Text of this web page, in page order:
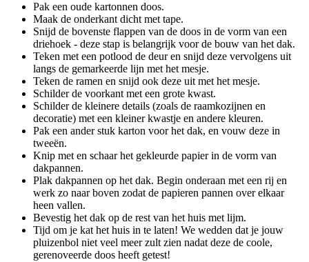
Pak een oude kartonnen doos.
Maak de onderkant dicht met tape.
Snijd de bovenste flappen van de doos in de vorm van een
driehoek - deze stap is belangrijk voor de bouw van het dak.
Teken met een potlood de deur en snijd deze vervolgens uit
langs de gemarkeerde lijn met het mesje.
Teken de ramen en snijd ook deze uit met het mesje.
Schilder de voorkant met een grote kwast.
Schilder de kleinere details (zoals de raamkozijnen en
decoratie) met een kleiner kwastje en andere kleuren.
Pak een ander stuk karton voor het dak, en vouw deze in
tweeën.
Knip met en schaar het gekleurde papier in de vorm van
dakpannen.
Plak dakpannen op het dak. Begin onderaan met een rij en
werk zo naar boven zodat de papieren pannen over elkaar
heen vallen.
Bevestig het dak op de rest van het huis met lijm.
Tijd om je kat het huis in te laten! We wedden dat je jouw
pluizenbol niet veel meer zult zien nadat deze de coole,
gerenoveerde doos heeft getest!